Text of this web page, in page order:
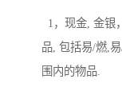
品, 包括易/燃,
围内的物品.